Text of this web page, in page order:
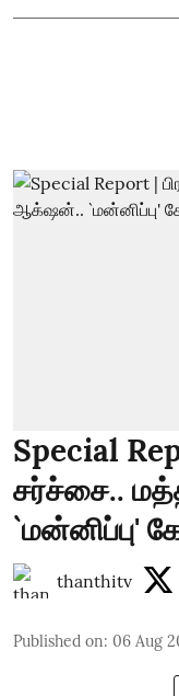
Special
சர்ச்சை..
`மன்னிப்பு'
thanthitv
Published on: 06 Aug